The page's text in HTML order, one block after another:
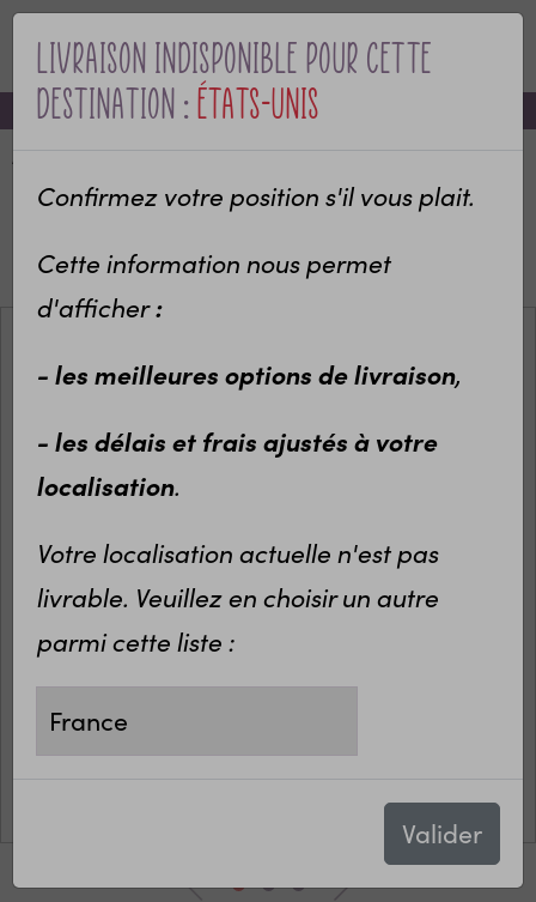
MENU
-10% sur votre première commande avec le code bienvenue
Livraison indisponible pour cette
destination :États-Unis
Confirmez votre position s'il vous plait.
Cette information nous permet
d'afficher:
- les meilleures options de livraison,
- les délais et frais ajustés à votre
localisation.
Votre localisation actuelle n'est pas
livrable. Veuillez en choisir un autre
parmi cette liste :
Valider
Rentrée des classes
Sac à dos école/crèche personnalisé
modèle Ours Super Héros